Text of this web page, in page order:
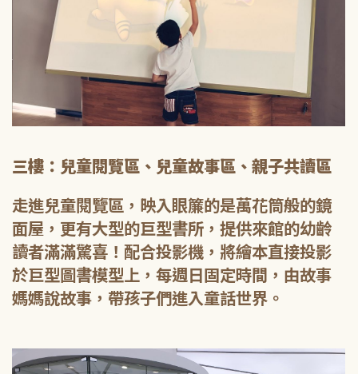
三樓：兒童閱覽區、兒童故事區、親子共讀區
走進兒童閱覽區，映入眼簾的是萬花筒般的鏡
面屋，更有大型的巨型書所，提供來館的幼齡
讀者滿滿驚喜！配合投影機，將繪本直接投影
於巨型圖書模型上，每週日固定時間，由故事
媽媽說故事，帶孩子們進入童話世界。